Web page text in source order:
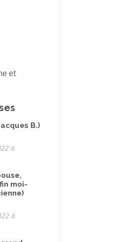
et
et
et B.)
à
moi-
à